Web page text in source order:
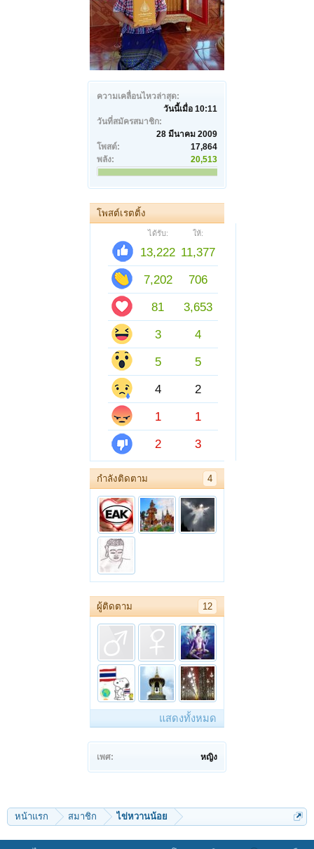
ความเคลื่อนไหวล่าสุด:
วันนี้เมื่อ 10:11
วันที่สมัครสมาชิก:
28 มีนาคม 2009
โพสต์:
17,864
พลัง:
20,513
โพสต์เรตติ้ง
ได้รับ: ให้:
13,222 11,377
7,202
706
81
3,653
3
4
5
5
4
2
1
1
2
3
กำลังติดตาม 4
ผู้ติดตาม 12
แสดงทั้งหมด
เพศ: หญิง
หน้าแรก สมาชิก ไข่หวานน้อย